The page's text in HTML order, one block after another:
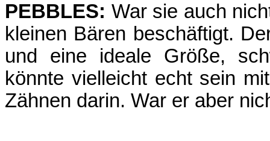
PEBBLES: War sie auch
kleinen Bären beschäftigt.
und eine ideale Größe,
könnte vielleicht echt sein
Zähnen darin. War er aber